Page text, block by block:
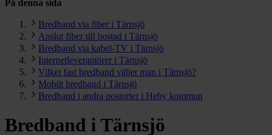
På denna sida
Bredband via fiber i Tärnsjö
Anslut fiber till bostad i Tärnsjö
Bredband via kabel-TV i Tärnsjö
Internetleverantörer i Tärnsjö
Vilket fast bredband väljer man i Tärnsjö?
Mobilt bredband i Tärnsjö
Bredband i andra postorter i Heby kommun
Bredband i Tärnsjö